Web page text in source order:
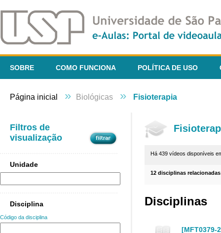
SOBRE COMO FUNCIONA POLÍTICA DE USO
Página inicial » Biológicas » Fisioterapia
Filtros de
visualização
Unidade
Disciplina
Código da disciplina
Há 439 vídeos disponíveis
12 disciplinas
Disciplinas
[MFT0379-